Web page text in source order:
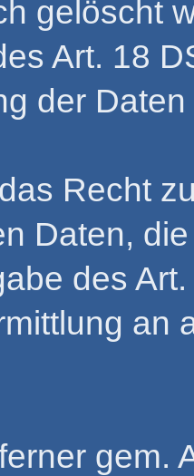
gelöscht
Art. 18
der
Recht
Daten,
des
an
gem.